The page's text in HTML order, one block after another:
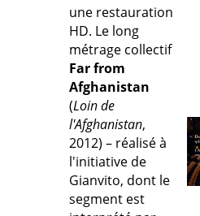
une restauration
HD. Le long
métrage collectif
Far from
Afghanistan
(Loin de
l'Afghanistan,
2012) – réalisé à
l'initiative de
Gianvito, dont le
segment est